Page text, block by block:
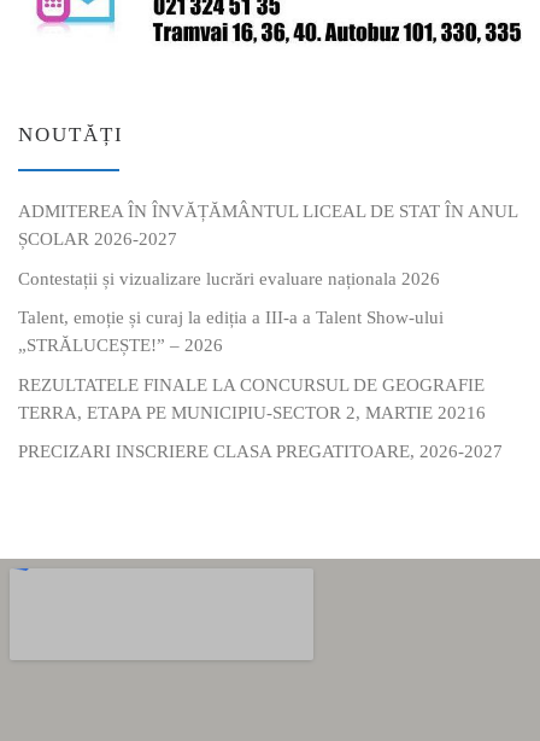
NOUTĂȚI
ADMITEREA ÎN ÎNVĂȚĂMÂNTUL LICEAL DE STAT ÎN ANUL
ȘCOLAR 2026-2027
Contestații și vizualizare lucrări evaluare naționala 2026
Talent, emoție și curaj la ediția a III-a a Talent Show-ului
„STRĂLUCEȘTE!” – 2026
REZULTATELE FINALE LA CONCURSUL DE GEOGRAFIE
TERRA, ETAPA PE MUNICIPIU-SECTOR 2, MARTIE 20216
PRECIZARI INSCRIERE CLASA PREGATITOARE, 2026-2027